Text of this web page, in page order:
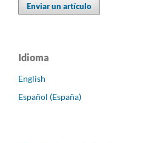
Enviar un artículo
Idioma
English
Español (España)